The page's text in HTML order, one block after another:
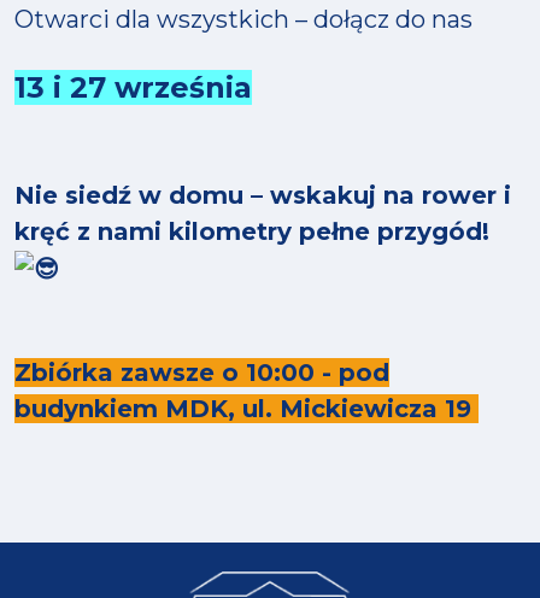
Otwarci dla wszystkich – dołącz do nas
13 i 27 września
Nie siedź w domu – wskakuj na rower i
kręć z nami kilometry pełne przygód!
Zbiórka zawsze o 10:00 - pod
budynkiem MDK, ul. Mickiewicza 19